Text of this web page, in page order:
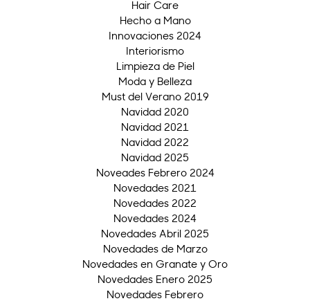
Hair Care
Hecho a Mano
Innovaciones 2024
Interiorismo
Limpieza de Piel
Moda y Belleza
Must del Verano 2019
Navidad 2020
Navidad 2021
Navidad 2022
Navidad 2025
Noveades Febrero 2024
Novedades 2021
Novedades 2022
Novedades 2024
Novedades Abril 2025
Novedades de Marzo
Novedades en Granate y Oro
Novedades Enero 2025
Novedades Febrero